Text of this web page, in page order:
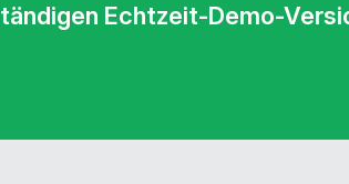
Echtzeit-Demo-